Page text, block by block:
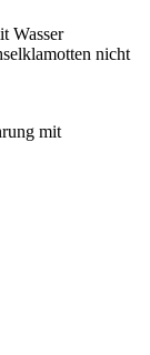
Wasser
nicht
mit